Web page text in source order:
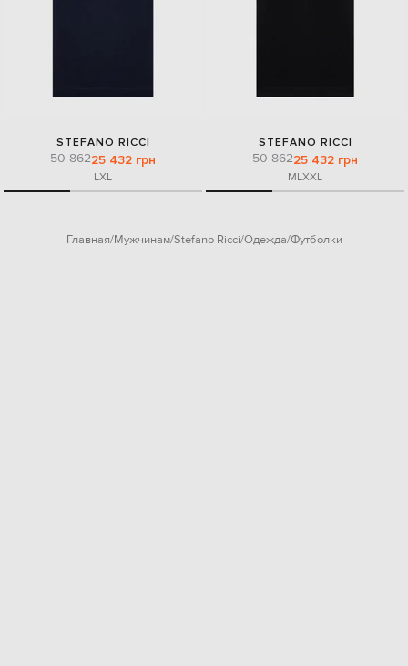
STEFANO RICCI
50 86225 432 грн
LXL
STEFANO RICCI
50 86225 432 грн
MLXXL
Главная Мужчинам Stefano Ricci Одежда Футболки